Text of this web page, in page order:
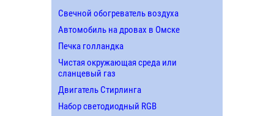
Свечной обогреватель воздуха
Автомобиль на дровах в Омске
Печка голландка
Чистая окружающая среда или
сланцевый газ
Двигатель Стирлинга
Набор светодиодный RGB